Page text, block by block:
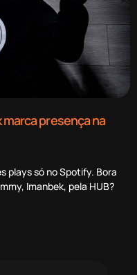
presença na
plays só no Spotify. Bora
Imanbek, pela HUB?